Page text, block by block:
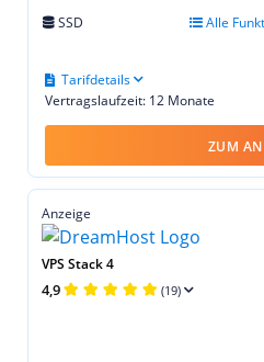
SSD Alle
Vertragslaufzeit: 12 Monate
Tarifdetails
ZUM
Anzeige
VPS Stack 4
4,9 (19)